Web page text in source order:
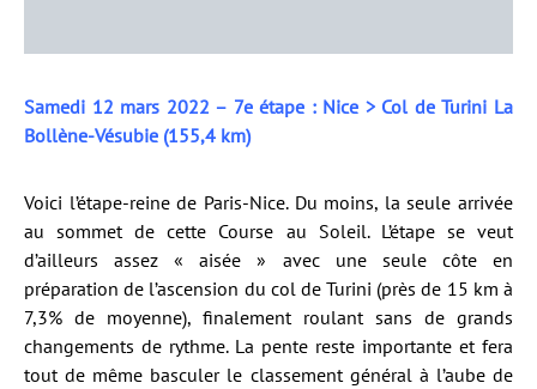
Samedi 12 mars 2022 – 7e étape : Nice > Col de Turini La
Bollène-Vésubie (155,4 km)
Voici l’étape-reine de Paris-Nice. Du moins, la seule arrivée
au sommet de cette Course au Soleil. L’étape se veut
d’ailleurs assez « aisée » avec une seule côte en
préparation de l’ascension du col de Turini (près de 15 km à
7,3% de moyenne), finalement roulant sans de grands
changements de rythme. La pente reste importante et fera
tout de même basculer le classement général à l’aube de